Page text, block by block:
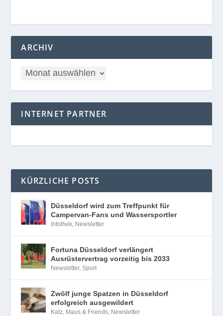
ARCHIV
INTERNET PARTNER
KÜRZLICHE POSTS
Düsseldorf wird zum Treffpunkt für
Campervan-Fans und Wassersportler
Infothek Newsletter
Fortuna Düsseldorf verlängert
Ausrüstervertrag vorzeitig bis 2033
Newsletter,Sport
Zwölf junge Spatzen in Düsseldorf
erfolgreich ausgewildert
Katz, Maus & Friends Newsletter